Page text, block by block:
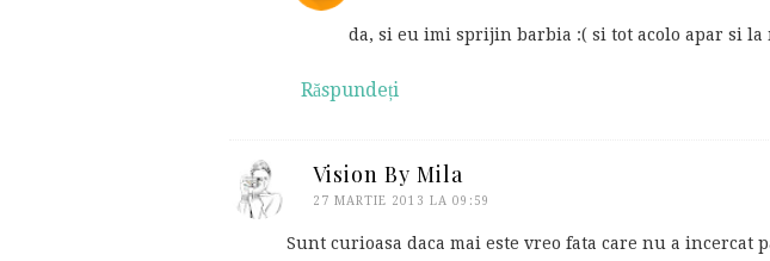
da, si eu imi sprijin barbia :( si tot acolo apar si la
Răspundeți
Vision By Mila
27 MARTIE 2013 LA 09:59
Sunt curioasa daca mai este vreo fata care nu a incercat